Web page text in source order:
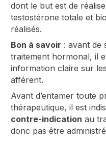
dont le but est de
testostérone totale et
réalisés.
Bon à savoir : avant de
traitement hormonal, il
information claire sur
afférent.
Avant d’entamer toute
thérapeutique, il est
contre-indication au
donc pas être